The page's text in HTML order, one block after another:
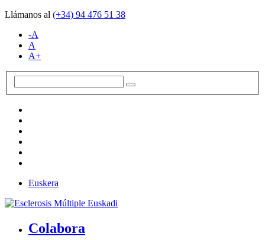
Llámanos al (+34) 94 476 51 38
-A
A
A+
Euskera
Colabora